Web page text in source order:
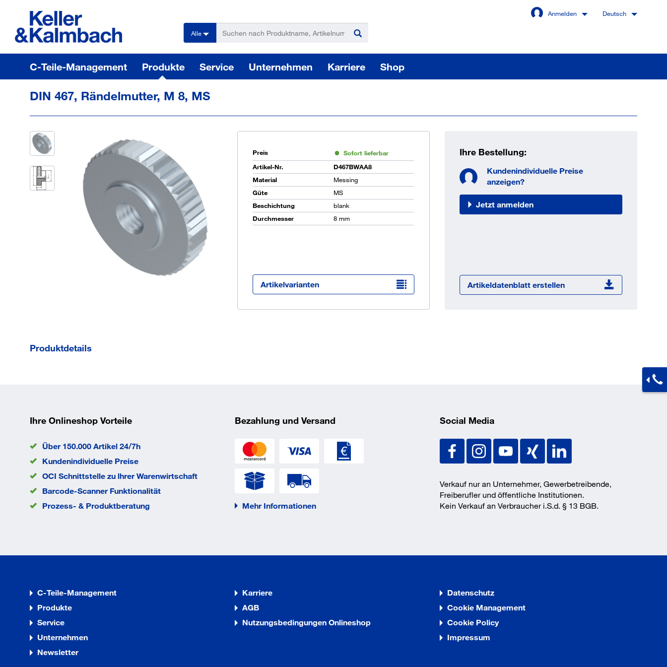
Anmelden
Angemeldet bleiben
Sie sind noch kein Kunde
OCI Schnittstelle zu lhrer
Warenwirtschaft
Deutsch
Alle
C-Teile-Management Produkte Service Unternehmen Karriere Shop
DIN 467, Rändelmutter, M 8, MS
Preis
Sofort lieferbar
Artikel-Nr.
D467BWAA8
Material
Messing
Güte
MS
Beschichtung
blank
Durchmesser
8 mm
Artikelvarianten
Ihre Bestellung:
Kundenindividuelle Preise
anzeigen?
Jetzt anmelden
Artikeldatenblatt erstellen
Produktdetails
Kopfdurchmesser30
Durchmesser d
8
mm
Ihre Onlineshop Vorteile
Über 150.000 Artikel 24/7h
Kundenindividuelle Preise
OCI Schnittstelle zu lhrer Warenwirtschaft
Barcode-Scanner Funktionalität
Prozess- & Produktberatung
Bezahlung und Versand
Mehr Informationen
Social Media
Verkauf nur an Unternehmer, Gewerbetreibende,
Freiberufler und öffentliche Institutionen.
Kein Verkauf an Verbraucher i.S.d. § 13 BGB.
C-Teile-Management
Produkte
Service
Unternehmen
Newsletter
Karriere
AGB
Nutzungsbedingungen Onlineshop
Datenschutz
Cookie Management
Cookie Policy
Impressum